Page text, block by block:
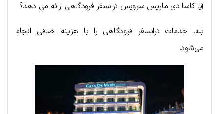
آیا کاسا دی ماریس سرویس ترانسفر فرودگاهی ارائه می دهد؟
بله. خدمات ترانسفر فرودگاهی را با هزینه اضافی انجام
می‌شود.